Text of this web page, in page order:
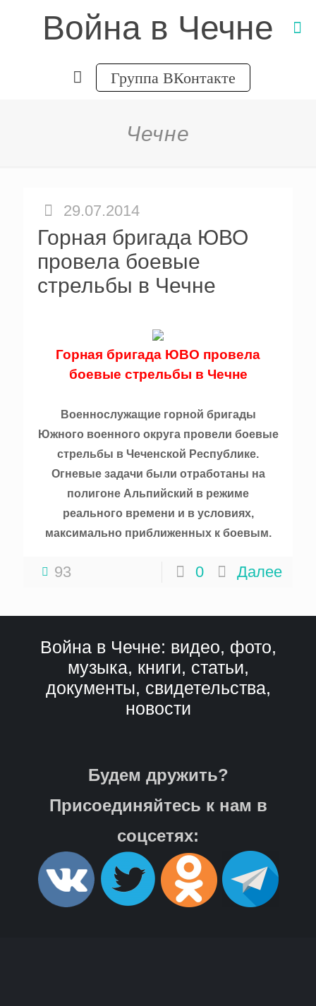
Война в Чечне
Группа ВКонтакте
Чечне
29.07.2014
Горная бригада ЮВО
провела боевые
стрельбы в Чечне
Горная бригада ЮВО провела
боевые стрельбы в Чечне
Военнослужащие горной бригады
Южного военного округа провели боевые
стрельбы в Чеченской Республике.
Огневые задачи были отработаны на
полигоне Альпийский в режиме
реального времени и в условиях,
максимально приближенных к боевым.
93 0 Далее
Война в Чечне: видео, фото,
музыка, книги, статьи,
документы, свидетельства,
новости
Будем дружить?
Присоединяйтесь к нам в
соцсетях: